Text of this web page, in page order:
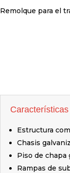
Remolque para el
Características
Estructura
Chasis
Piso de chapa
Rampas de